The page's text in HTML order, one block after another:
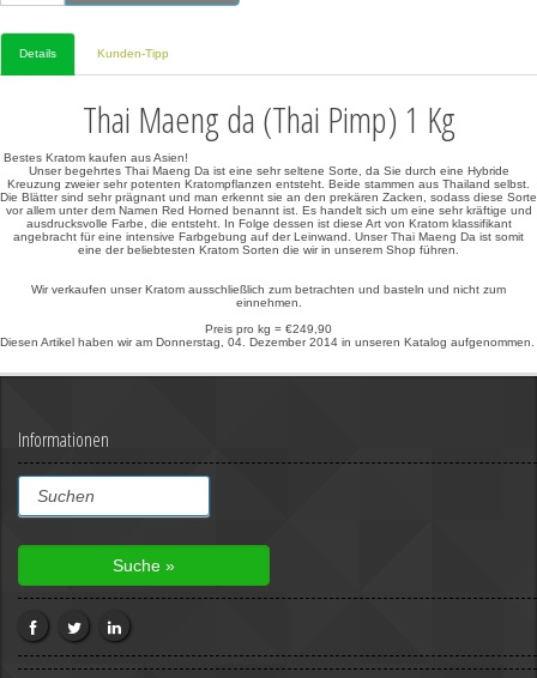
Details Kunden-Tipp
Thai Maeng da (Thai Pimp) 1 Kg
Bestes Kratom kaufen aus Asien!
Unser begehrtes Thai Maeng Da ist eine sehr seltene Sorte, da Sie durch eine Hybride
Kreuzung zweier sehr potenten Kratompflanzen entsteht. Beide stammen aus Thailand selbst.
Die Blätter sind sehr prägnant und man erkennt sie an den prekären Zacken, sodass diese Sorte
vor allem unter dem Namen Red Horned benannt ist. Es handelt sich um eine sehr kräftige und
ausdrucksvolle Farbe, die entsteht. In Folge dessen ist diese Art von Kratom klassifikant
angebracht für eine intensive Farbgebung auf der Leinwand. Unser Thai Maeng Da ist somit
eine der beliebtesten Kratom Sorten die wir in unserem Shop führen.
Wir verkaufen unser Kratom ausschließlich zum betrachten und basteln und nicht zum
einnehmen.
Preis pro kg = €249,90
Diesen Artikel haben wir am Donnerstag, 04. Dezember 2014 in unseren Katalog aufgenommen.
Informationen